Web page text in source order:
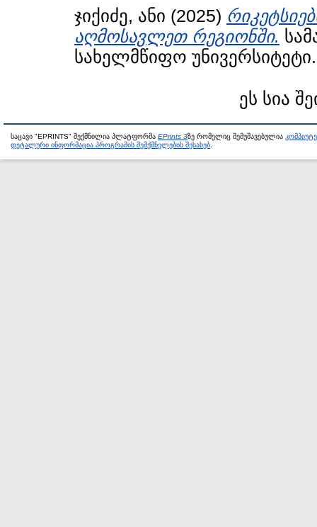
ჯიქიძე, ანი (2025)
აღმოსავლეთ რეგიონში.
სახელმწიფო უნივერსიტეტი.
ეს სია
საცავი "EPRINTS" შექმნილია პლატფორმა EPrints 3ზე რომელიც შემუშავებულია
დეტალური ინფორმაცია პროგრამის შემქმნელების შესახებ